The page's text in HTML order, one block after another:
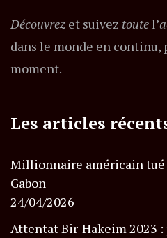
Découvrez et suivez toutel’
dans le monde en continu,
moment.
Les articles
Millionnaire américain tué
Gabon
24/04/2026
Attentat Bir-Hakeim 2023